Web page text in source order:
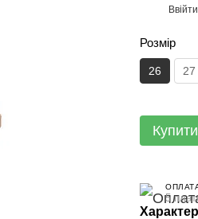
Ввійти
Розмір
26 27
Купити
5